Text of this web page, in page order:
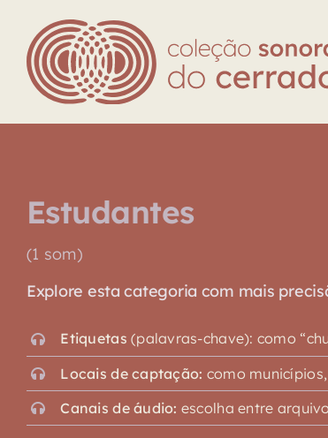
content
Estudantes
(1 som)
Explore esta categoria com mais
Etiquetas (palavras-chave): como
Locais de captação: como
Canais de áudio: escolha entre